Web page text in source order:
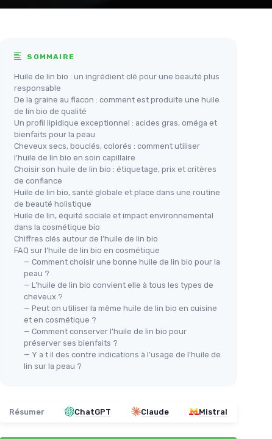
SOMMAIRE
Huile de lin bio : un ingrédient clé pour une beauté plus
responsable
De la graine au flacon : comment est produite une huile
de lin bio de qualité
Un profil lipidique exceptionnel : acides gras, oméga et
bienfaits pour la peau
Cheveux secs, bouclés, colorés : comment utiliser
l’huile de lin bio en soin capillaire
Choisir son huile de lin bio : étiquetage, prix et critères
de confiance
Huile de lin bio, santé globale et place dans une routine
de beauté holistique
Huile de lin, équité sociale et impact environnemental
dans la cosmétique bio
Chiffres clés autour de l’huile de lin bio
FAQ sur l’huile de lin bio en cosmétique
— Comment choisir une bonne huile de lin bio pour la
peau ?
— L’huile de lin bio convient elle à tous les types de
cheveux ?
— Peut on utiliser la même huile de lin bio en cuisine
et en cosmétique ?
— Comment conserver l’huile de lin bio pour
préserver ses bienfaits ?
— Y a t il des contre indications à l’usage de l’huile de
lin sur la peau ?
Résumer ChatGPT Claude Mistral